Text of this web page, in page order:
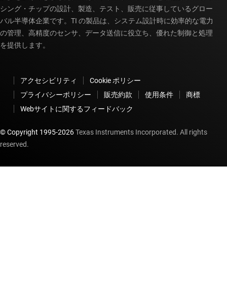
シング・チップの設計、製造、テスト、販売に従事しているグロー
バル半導体企業です。TI の製品は、システム設計時に効率的な電力
の管理、高精度のセンサ、データ送信に役立ち、優れた制御と処理
を提供します。
アクセシビリティ
Cookie ポリシー
プライバシーポリシー
販売約款 使用条件
商標
Webサイトに関するフィードバック
© Copyright 1995-2026Texas Instruments Incorporated. All rights
reserved.